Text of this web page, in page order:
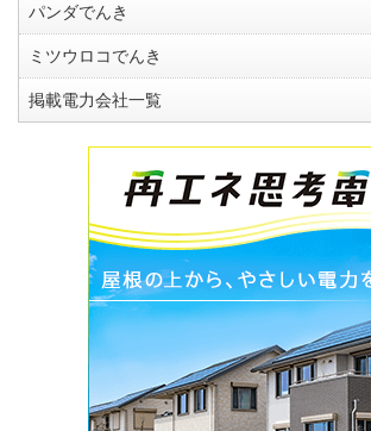
パンダでんき
ミツウロコでんき
掲載電力会社一覧